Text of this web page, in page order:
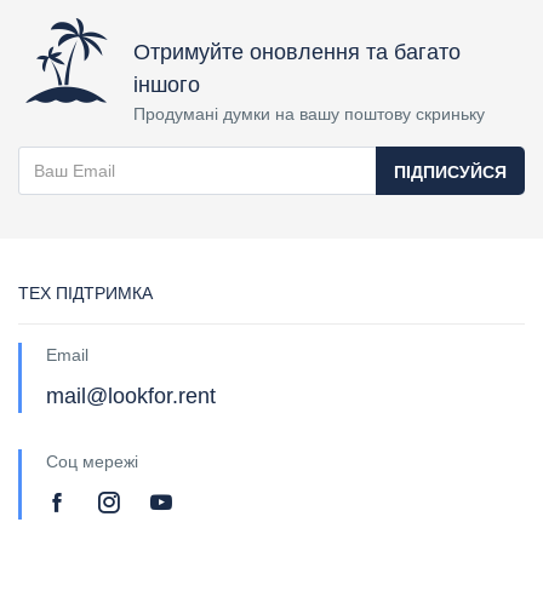
Отримуйте оновлення та багато
іншого
Продумані думки на вашу поштову скриньку
ПІДПИСУЙСЯ
ТЕХ ПІДТРИМКА
Email
mail@lookfor.rent
Соц мережі